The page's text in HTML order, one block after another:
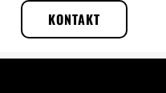
KONTAKT